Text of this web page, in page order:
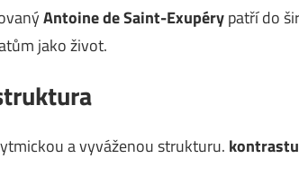
Antoine de Saint-Exupérypatří do
jako život.
a vyváženou strukturu. kontrastu